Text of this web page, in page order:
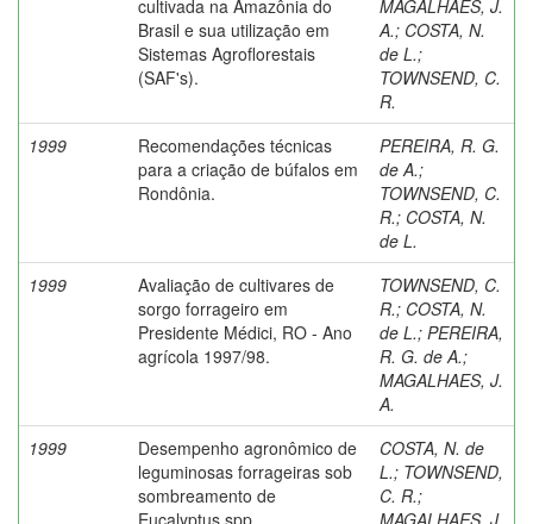
cultivada na Amazônia do
Brasil e sua utilização em
Sistemas Agroflorestais
(SAF's).
MAGALHAES, J.
A.; COSTA, N.
de L.;
TOWNSEND, C.
R.
1999
Recomendações técnicas
para a criação de búfalos em
Rondônia.
PEREIRA, R. G.
de A.;
TOWNSEND, C.
R.; COSTA, N.
de L.
1999
Avaliação de cultivares de
sorgo forrageiro em
Presidente Médici, RO - Ano
agrícola 1997/98.
TOWNSEND, C.
R.; COSTA, N.
de L.; PEREIRA,
R. G. de A.;
MAGALHAES, J.
A.
1999
Desempenho agronômico de
leguminosas forrageiras sob
sombreamento de
Eucalyptus spp.
COSTA, N. de
L.; TOWNSEND,
C. R.;
MAGALHAES, J.